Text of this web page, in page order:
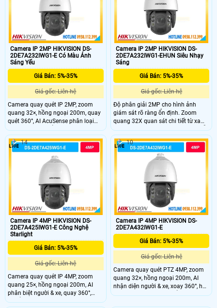
Camera IP 2MP HIKVISION DS-
2DE7A232IWG1-E Có Màu Ánh
Sáng Yếu
Giá Bán: 5%-35%
Giá gốc: Liên hệ
Camera quay quét IP 2MP, zoom
quang 32×, hồng ngoại 200m, quay
quét 360°, AI AcuSense phân loại
người và xe, chuẩn bảo vệ IP67,
IK10.
Camera IP 2MP HIKVISION DS-
2DE7A232IWG1-EHUN Siêu Nhạy
Sáng
Giá Bán: 5%-35%
Giá gốc: Liên hệ
Độ phân giải 2MP cho hình ảnh
giám sát rõ ràng ổn định. Zoom
quang 32X quan sát chi tiết từ xa
khu vực rộng. Hồng ngoại 200m hỗ
trợ quan sát ban đêm hiệu quả cao.
Cảm biến 1/2.8" CMOS cho chất
lượng hình ảnh ổn định. Xoay 360°
PTZ linh hoạt bao quát toàn khu
vực rộng.
Camera IP 4MP HIKVISION DS-
2DE7A425IWG1-E Công Nghệ
Starlight
Giá Bán: 5%-35%
Giá gốc: Liên hệ
Camera quay quét IP 4MP, zoom
quang 25×, hồng ngoại 200m, AI
phân biệt người & xe, quay 360°,
chuẩn IP67 ngoài trời.
14
Camera IP 4MP HIKVISION DS-
2DE7A432IWG1-E
Giá Bán: 5%-35%
Giá gốc: Liên hệ
Camera quay quét PTZ 4MP, zoom
quang 32×, hồng ngoại 200m, AI
nhận diện người & xe, xoay 360°, hỗ
trợ Smart Tracking, chuẩn IP67.
10